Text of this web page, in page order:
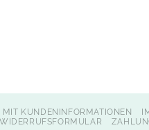
KUNDENINFORMATIONEN